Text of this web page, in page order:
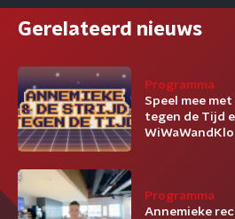
Gerelateerd nieuws
Programma
Speel mee
tegen de Tijd
Programma
Annemieke